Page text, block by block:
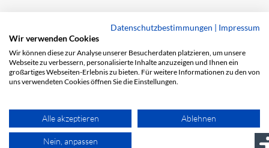
Datenschutzbestimmungen | Impressum
Wir verwenden Cookies
Wir können diese zur Analyse unserer Besucherdaten platzieren, um unsere
Webseite zu verbessern, personalisierte Inhalte anzuzeigen und Ihnen ein
großartiges Webseiten-Erlebnis zu bieten. Für weitere Informationen zu den von
uns verwendeten Cookies öffnen Sie die Einstellungen.
Alle akzeptieren Ablehnen
Nein, anpassen